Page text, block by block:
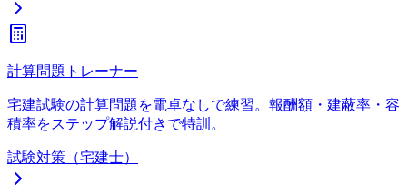
計算問題トレーナー
宅建試験の計算問題を電卓なしで練習。報酬額・建蔽率・容
積率をステップ解説付きで特訓。
試験対策（宅建士）